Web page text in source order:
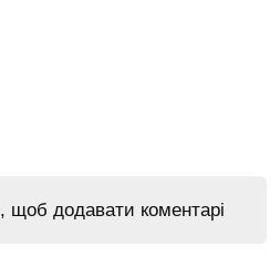
, щоб додавати коментарі